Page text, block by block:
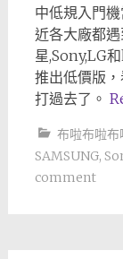
中低規入門
近各大廠都
星,Sony,LG
推出低價版
打過去了。
布啦布啦布
SAMSUNG,
comment